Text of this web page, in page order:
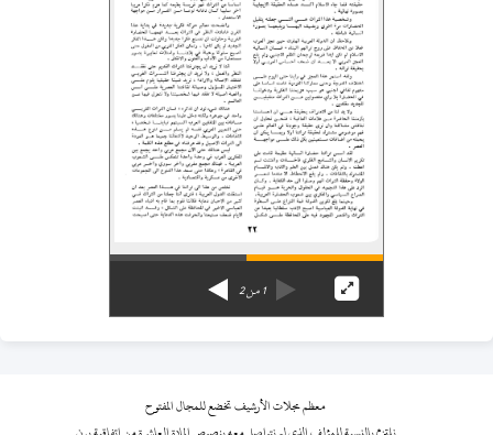
1من2
معظم مجلات الأرشيف تخضع للمجال المفتوح